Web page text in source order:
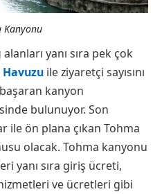
Kanyonu
yanı sıra pek çok
ile ziyaretçi sayısını
kanyon
bulunuyor. Son
ile ön plana çıkan Tohma
olacak. Tohma kanyonu
yanı sıra giriş ücreti,
ve ücretleri gibi